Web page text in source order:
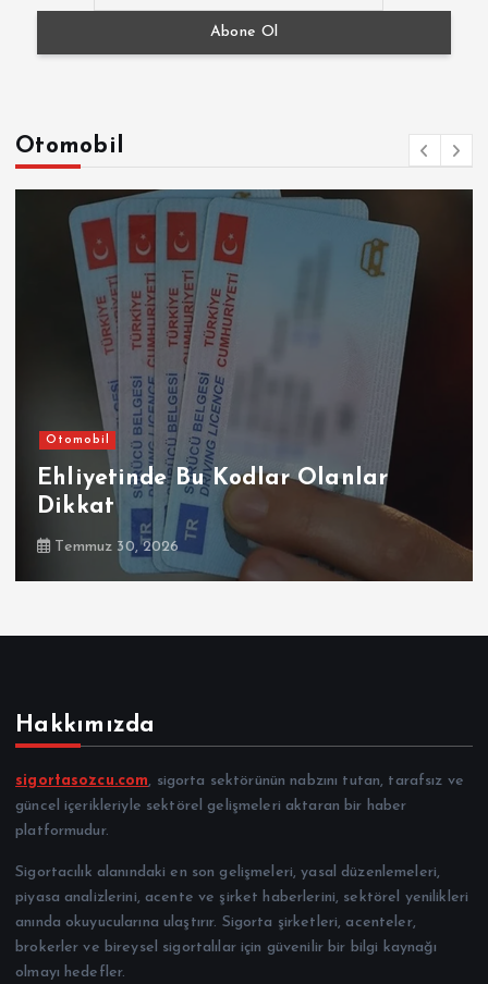
Otomobil
Olanlar
Sompo
Alpine Marka
Hakkımızda
sigortasozcu.com, sigorta sektörünün nabzını tutan, tarafsız ve
güncel içerikleriyle sektörel gelişmeleri aktaran bir haber
platformudur.
Sigortacılık alanındaki en son gelişmeleri, yasal düzenlemeleri,
piyasa analizlerini, acente ve şirket haberlerini, sektörel yenilikleri
anında okuyucularına ulaştırır. Sigorta şirketleri, acenteler,
brokerler ve bireysel sigortalılar için güvenilir bir bilgi kaynağı
olmayı hedefler.